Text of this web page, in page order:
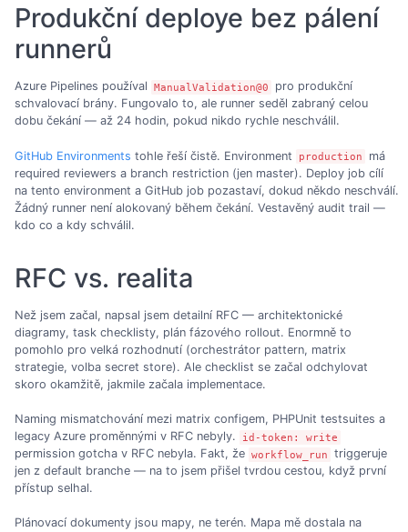
Produkční deploye bez pálení
runnerů
Azure Pipelines používal ManualValidation@0
pro produkční
schvalovací brány. Fungovalo to, ale runner seděl zabraný celou
dobu čekání — až 24 hodin, pokud nikdo rychle neschválil.
GitHub Environments tohle řeší čistě. Environment production
má
required reviewers a branch restriction (jen master). Deploy job cílí
na tento environment a GitHub job pozastaví, dokud někdo neschválí.
Žádný runner není alokovaný během čekání. Vestavěný audit trail —
kdo co a kdy schválil.
RFC vs. realita
Než jsem začal, napsal jsem detailní RFC — architektonické
diagramy, task checklisty, plán fázového rollout. Enormně to
pomohlo pro velká rozhodnutí (orchestrátor pattern, matrix
strategie, volba secret store). Ale checklist se začal odchylovat
skoro okamžitě, jakmile začala implementace.
Naming mismatchování mezi matrix configem, PHPUnit testsuites a
legacy Azure proměnnými v RFC nebyly.
id-token: write
permission gotcha v RFC nebyla. Fakt, že workflow_run
triggeruje
jen z default branche — na to jsem přišel tvrdou cestou, když první
přístup selhal.
Plánovací dokumenty jsou mapy, ne terén. Mapa mě dostala na